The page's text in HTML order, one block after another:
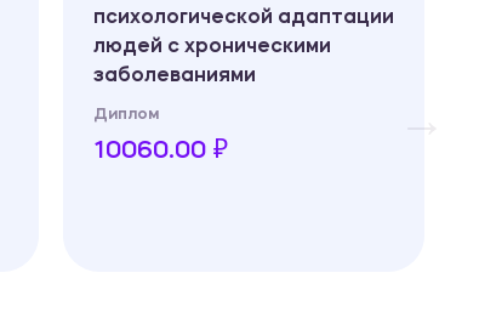
психологической адаптации
людей с хроническими
заболеваниями
Диплом
10060.00 ₽